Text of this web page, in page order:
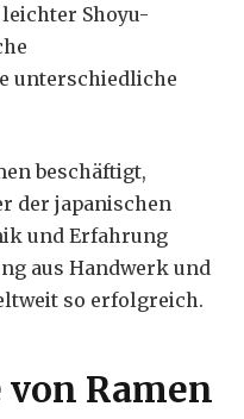
Shoyu-
unterschiedliche
beschäftigt,
der japanischen
und Erfahrung
aus Handwerk und
so erfolgreich.
von Ramen